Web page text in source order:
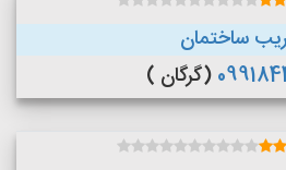
ساختمان
(گرگان )